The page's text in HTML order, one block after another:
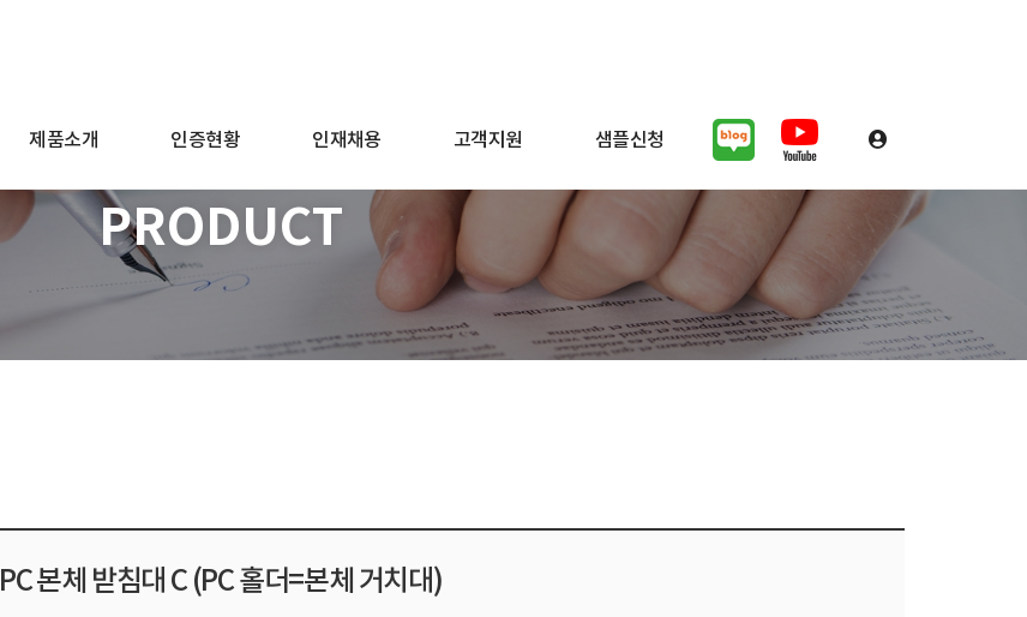
제품소개 인증현황 인재채용 고객지원 샘플신청
PRODUCT
PC 본체 받침대 C (PC 홀더=본체 거치대)